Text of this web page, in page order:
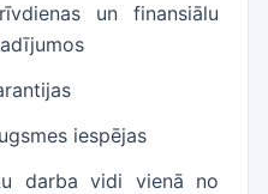
un finansiālu
iespējas
darba vidi vienā no